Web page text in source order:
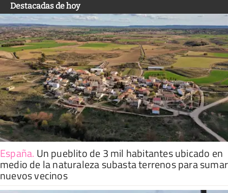
Destacadas de hoy
España. Un pueblito de 3 mil habitantes ubicado en
medio de la naturaleza subasta terrenos para sumar
nuevos vecinos